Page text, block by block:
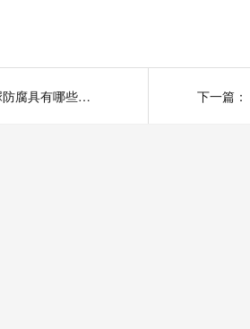
应用于垃圾处理厂的聚脲防腐具有哪些优点？ 下一篇：